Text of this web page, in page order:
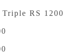
Triple RS 1200